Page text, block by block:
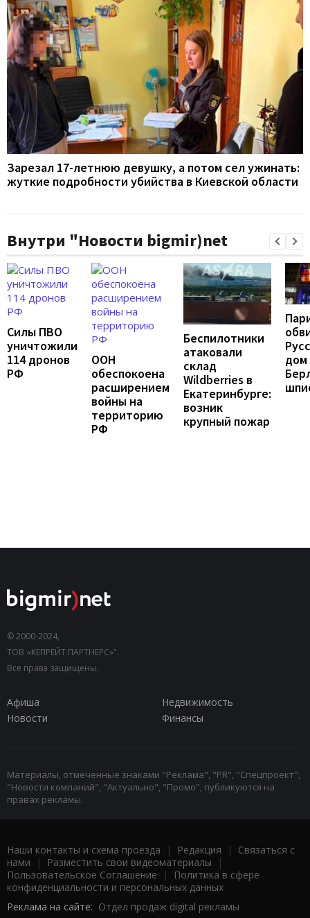
Зарезал 17-летнюю девушку, а потом сел ужинать:
жуткие подробности убийства в Киевской области
Внутри "Новости bigmir)net
Силы ПВО
уничтожили
114 дронов
РФ
ООН
обеспокоена
расширением
войны на
территорию
РФ
Беспилотники
атаковали
склад
Wildberries в
Екатеринбурге:
возник
крупный пожар
дом
© 2000-2024,
ТОВ «КЕПРЕЙТ ПАРТНЕРС»".
Все права защищены.
Афиша
Недвижимость
Новости
Финансы
Материалы, отмеченные знаками "Реклама", "PR", "Спецпроект",
"Новости компаний", "Актуально", "Промо", публикуются на
правах рекламы.
Наши контакты и схема проезда | Редакция | Связаться с
нами | Разместить свои видеоматериалы |
Пользовательское Соглашение |
Политика в сфере
конфиденциальности и персональных данных
Реклама на сайте: Отдел продаж digital рекламы